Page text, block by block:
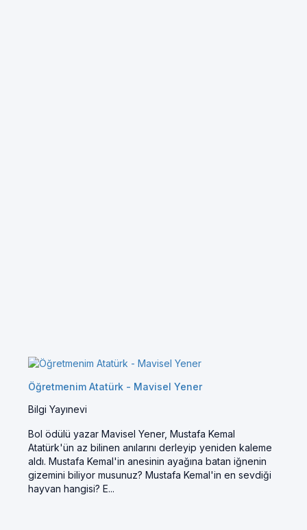
Öğretmenim Atatürk - Mavisel Yener
Bilgi Yayınevi
Bol ödülü yazar Mavisel Yener, Mustafa Kemal
Atatürk'ün az bilinen anılarını derleyip yeniden kaleme
aldı. Mustafa Kemal'in anesinin ayağına batan iğnenin
gizemini biliyor musunuz? Mustafa Kemal'in en sevdiği
hayvan hangisi? E...